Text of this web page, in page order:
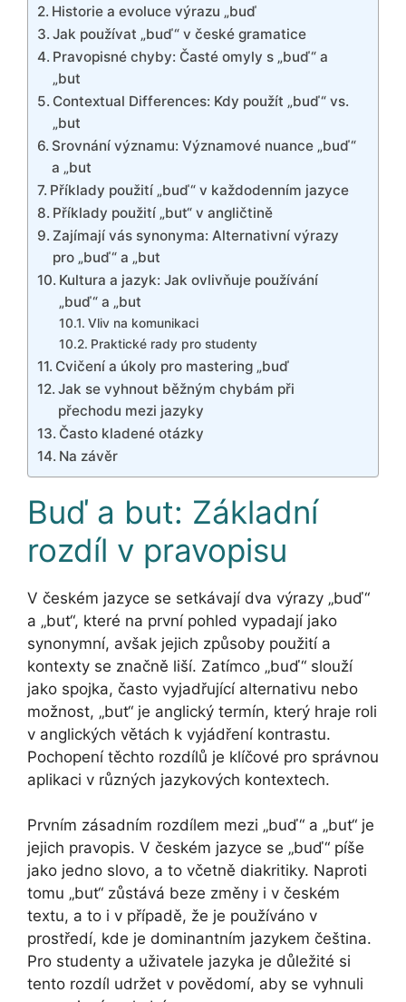
Historie a evoluce výrazu „buď
Jak používat „buď“ v české gramatice
Pravopisné chyby: Časté omyly s „buď“ a
„but
Contextual Differences: Kdy použít „buď“ vs.
„but
Srovnání významu: Významové nuance „buď“
a „but
Příklady použití „buď“ v každodenním jazyce
Příklady použití „but“ v angličtině
Zajímají vás synonyma: Alternativní výrazy
pro „buď“ a „but
Kultura a jazyk: Jak ovlivňuje používání
„buď“ a „but
Vliv na komunikaci
Praktické rady pro studenty
Cvičení a úkoly pro mastering „buď
Jak se vyhnout běžným chybám při
přechodu mezi jazyky
Často kladené otázky
Na závěr
Buď a but: Základní
rozdíl v pravopisu
V českém jazyce se setkávají dva výrazy „buď“
a „but“, které na první pohled vypadají jako
synonymní, avšak jejich způsoby použití a
kontexty se značně liší. Zatímco „buď“ slouží
jako spojka, často vyjadřující alternativu nebo
možnost, „but“ je anglický termín, který hraje roli
v anglických větách k vyjádření kontrastu.
Pochopení těchto rozdílů je klíčové pro správnou
aplikaci v různých jazykových kontextech.
Prvním zásadním rozdílem mezi „buď“ a „but“ je
jejich pravopis. V českém jazyce se „buď“ píše
jako jedno slovo, a to včetně diakritiky. Naproti
tomu „but“ zůstává beze změny i v českém
textu, a to i v případě, že je používáno v
prostředí, kde je dominantním jazykem čeština.
Pro studenty a uživatele jazyka je důležité si
tento rozdíl udržet v povědomí, aby se vyhnuli